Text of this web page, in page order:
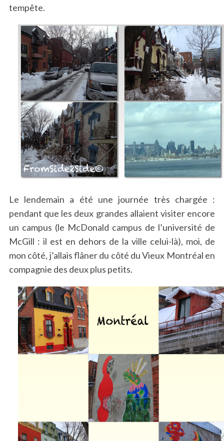
tempête.
Le lendemain a été une journée très chargée :
pendant que les deux grandes allaient visiter encore
un campus (le McDonald campus de l’université de
McGill : il est en dehors de la ville celui-là), moi, de
mon côté, j’allais flâner du côté du Vieux Montréal en
compagnie des deux plus petits.